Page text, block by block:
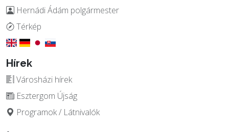
Hernádi Ádám polgármester
Térkép
Hírek
Városházi hírek
Esztergom Újság
Programok / Látnivalók